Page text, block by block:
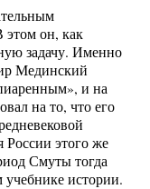
он, как
задачу. Именно
Мединский
и на
на то, что его
этого же
Смуты тогда
истории.